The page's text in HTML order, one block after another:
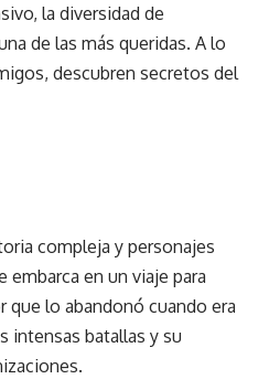
la diversidad de
de las más queridas. A lo
descubren secretos del
compleja y personajes
en un viaje para
que lo abandonó cuando era
intensas batallas y su